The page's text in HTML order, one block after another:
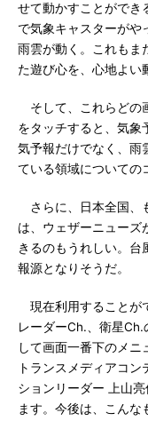
せて動かすことができ
で気象キャスターがや
雨雲が動く。これもま
た遊び心を、心地よい
そして、これらどの
をタッチすると、気象
気予報だけでなく、雨
ている領域についての
さらに、日本全国、
は、ウェザーニューズ
きるのもうれしい。台
報源となりそうだ。
現在利用することが
レーダーCh.、衛星
して画面一番下のメ
トランスメディアコ
ションリーダー 上山
ます。今後は、こん